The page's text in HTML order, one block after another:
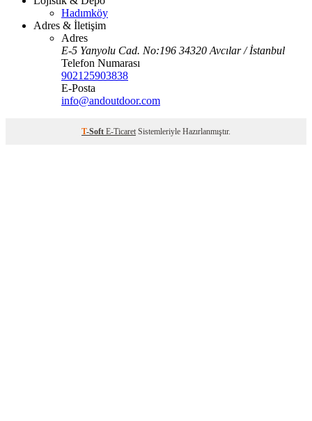
Hadımköy
Adres & İletişim
Adres
E-5 Yanyolu Cad. No:196 34320 Avcılar / İstanbul
Telefon Numarası
902125903838
E-Posta
info@andoutdoor.com
T-Soft E-Ticaret Sistemleriyle Hazırlanmıştır.